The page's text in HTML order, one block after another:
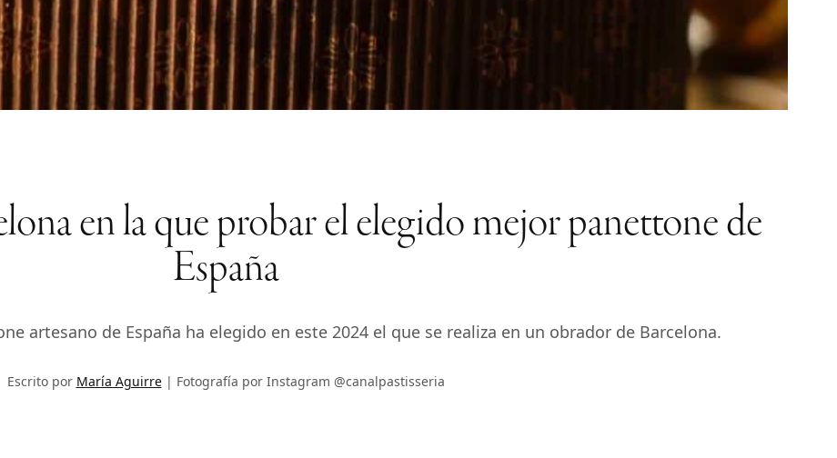
en la que probar el elegido mejor panettone de
España
artesano de España ha elegido en este 2024 el que se realiza en un obrador de Barcelona.
Escrito por María Aguirre Fotografía por Instagram @canalpastisseria